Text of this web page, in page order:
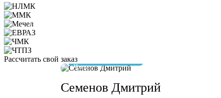
Рассчитать свой заказ
Семенов Дмитрий